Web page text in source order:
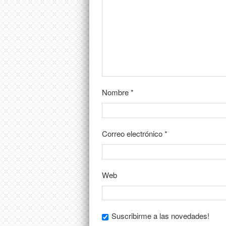
Nombre*
Correo electrónico*
Web
Suscribirme a las novedades!